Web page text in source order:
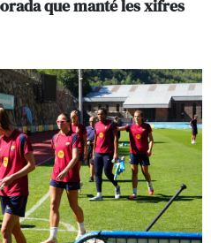
que manté les xifres